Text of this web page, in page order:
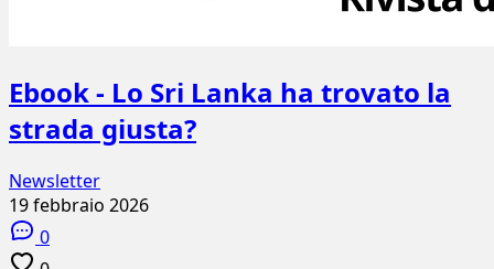
Ebook - Lo Sri Lanka ha trovato la
strada giusta?
Newsletter
19 febbraio 2026
0